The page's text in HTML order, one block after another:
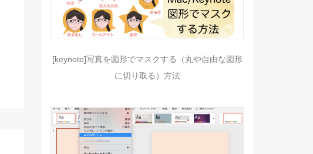
[keynote]写真を図形でマスクする（丸や自由な図形
に切り取る）方法